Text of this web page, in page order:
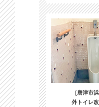
[唐津市
外トイレ